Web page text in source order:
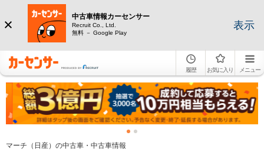
中古車情報カーセンサー
Recruit Co., Ltd.
無料 － Google Play
表示
履歴 お気に入り メニュー
マーチ（日産）の中古車・中古車情報